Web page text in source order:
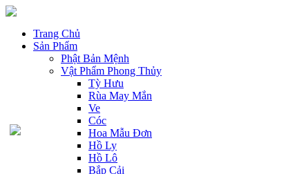
Trang Chủ
Sản Phẩm
Phật Bản Mệnh
Vật Phẩm Phong Thủy
Tỳ Hưu
Rùa May Mắn
Ve
Cóc
Hoa Mẫu Đơn
Hồ Ly
Hồ Lô
Bắp Cải